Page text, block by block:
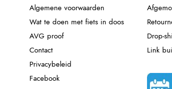
Algemene voorwaarden
Wat te doen met fiets in doos
AVG proof
Contact
Privacybeleid
Facebook
Drop-
Link